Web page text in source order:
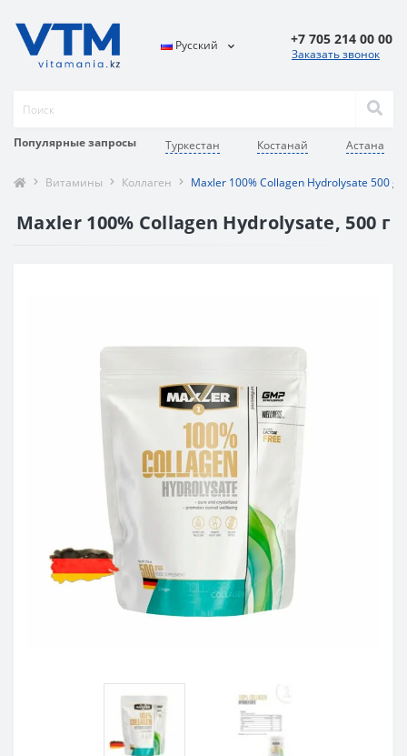
Популярные запросы Туркестан Костанай Астана
Русский +7 705 214 00 00
Заказать звонок
Витамины Коллаген Maxler 100% Collagen Hydrolysate 500 g
Maxler 100% Collagen Hydrolysate, 500 г